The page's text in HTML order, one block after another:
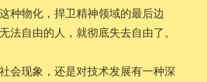
种物化，捍卫精神领域的最后边
法自由的人，就彻底失去自由了。
会现象，还是对技术发展有一种深